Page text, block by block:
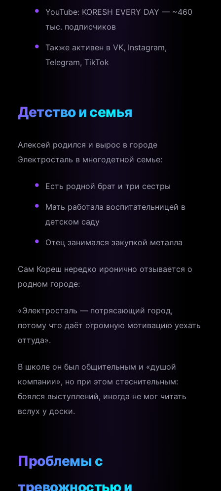
YouTube: KORESH EVERY DAY — ~460
тыс. подписчиков
Также активен в VK, Instagram,
Telegram, TikTok
Детство и семья
Алексей родился и вырос в городе
Электросталь в многодетной семье:
Есть родной брат и три сестры
Мать работала воспитательницей в
детском саду
Отец занимался закупкой металла
Сам Кореш нередко иронично отзывается о
родном городе:
«Электросталь — потрясающий город,
потому что даёт огромную мотивацию уехать
оттуда».
В школе он был общительным и «душой
компании», но при этом стеснительным:
боялся выступлений, иногда не мог читать
вслух у доски.
Проблемы с
тревожностью и